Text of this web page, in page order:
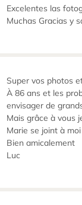
Excelentes las
Muchas Gracias y
Super vos photos
À 86 ans et les
envisager de
Mais grâce à vous
Marie se joint à
Bien amicalement
Luc